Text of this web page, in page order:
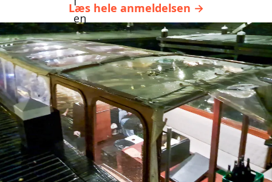
Læs hele anmeldelsen →